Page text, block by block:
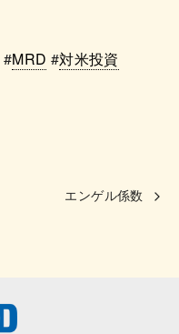
#MRD #対米投資
エンゲル係数